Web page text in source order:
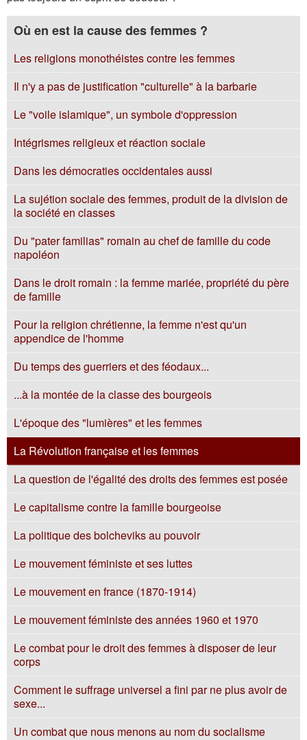
Où en est la cause des femmes ?
Les religions monothéistes contre les femmes
Il n'y a pas de justification "culturelle" à la barbarie
Le "voile islamique", un symbole d'oppression
Intégrismes religieux et réaction sociale
Dans les démocraties occidentales aussi
La sujétion sociale des femmes, produit de la division de
la société en classes
Du "pater familias" romain au chef de famille du code
napoléon
Dans le droit romain : la femme mariée, propriété du père
de famille
Pour la religion chrétienne, la femme n'est qu'un
appendice de l'homme
Du temps des guerriers et des féodaux...
...à la montée de la classe des bourgeois
L'époque des "lumières" et les femmes
La Révolution française et les femmes
La question de l'égalité des droits des femmes est posée
Le capitalisme contre la famille bourgeoise
La politique des bolcheviks au pouvoir
Le mouvement féministe et ses luttes
Le mouvement en france (1870-1914)
Le mouvement féministe des années 1960 et 1970
Le combat pour le droit des femmes à disposer de leur
corps
Comment le suffrage universel a fini par ne plus avoir de
sexe...
Un combat que nous menons au nom du socialisme